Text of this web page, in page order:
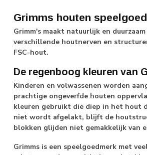
Grimms houten speelgoed
Grimm's maakt natuurlijk en
verschillende houtnerven en
FSC-hout.
De regenboog kleuren van
Kinderen en volwassenen worden
prachtige ongeverfde houten
kleuren gebruikt die diep in het hout
niet wordt afgelakt, blijft de
blokken glijden niet gemakkelijk van
Grimms is een speelgoedmerk met